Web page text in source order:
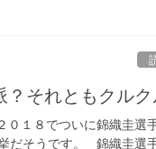
それともクルク
１８でついに錦織圭選
だそうです。 錦織圭選